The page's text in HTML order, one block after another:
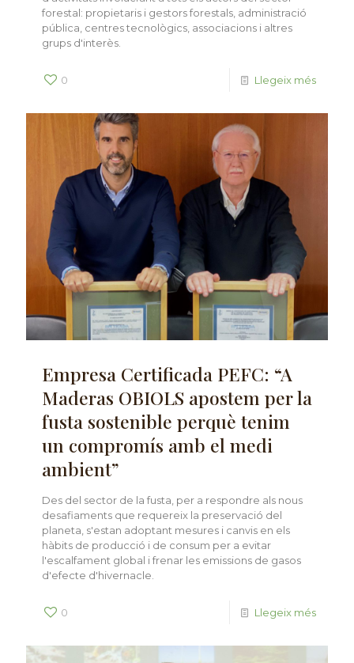
forestal: propietaris i gestors forestals, administració
pública, centres tecnològics, associacions i altres
grups d'interès.
0 Llegeix més
Empresa Certificada PEFC: “A
Maderas OBIOLS apostem per la
fusta sostenible perquè tenim
un compromís amb el medi
ambient”
Des del sector de la fusta, per a respondre als nous
desafiaments que requereix la preservació del
planeta, s'estan adoptant mesures i canvis en els
hàbits de producció i de consum per a evitar
l'escalfament global i frenar les emissions de gasos
d'efecte d'hivernacle.
0 Llegeix més